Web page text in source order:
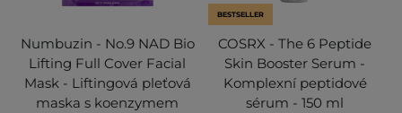
Numbuzin - No.9 NAD Bio
Lifting Full Cover Facial
Mask - Liftingová pleťová
maska s koenzymem
BESTSELLER
COSRX - The 6 Peptide
Skin Booster Serum -
Komplexní peptidové
sérum - 150 ml